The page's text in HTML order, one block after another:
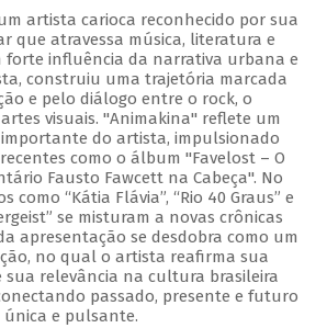
artista carioca reconhecido por sua
que atravessa música, literatura e
forte influência da narrativa urbana e
construiu uma trajetória marcada
e pelo diálogo entre o rock, o
visuais. "Animakina" reflete um
do artista, impulsionado
como o álbum "Favelost – O
Fausto Fawcett na Cabeça". No
como “Kátia Flávia”, “Rio 40 Graus” e
se misturam a novas crônicas
apresentação se desdobra como um
no qual o artista reafirma sua
sua relevância na cultura brasileira
passado, presente e futuro
e pulsante.